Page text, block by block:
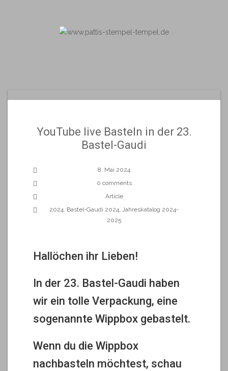
YouTube live Basteln in der 23.
Bastel-Gaudi
8. Mai 2024
0 comments
Article
2024, Bastel-Gaudi 2024, Jahreskatalog 2024-
2025
Hallöchen ihr Lieben!
In der 23. Bastel-Gaudi haben
wir ein tolle Verpackung, eine
sogenannte Wippbox gebastelt.
Wenn du die Wippbox
nachbasteln möchtest, schau